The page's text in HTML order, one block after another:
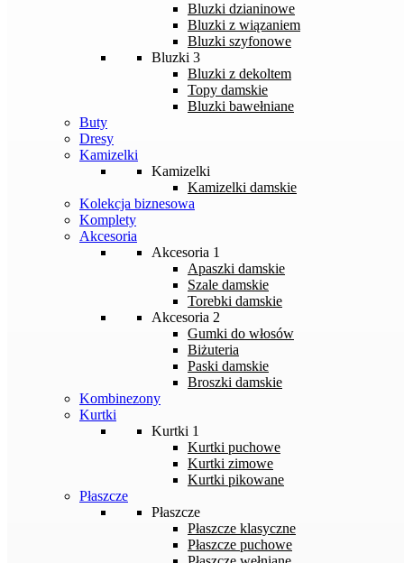
Bluzki dzianinowe
Bluzki z wiązaniem
Bluzki szyfonowe
Bluzki 3
Bluzki z dekoltem
Topy damskie
Bluzki bawełniane
Buty
Dresy
Kamizelki
Kamizelki
Kamizelki damskie
Kolekcja biznesowa
Komplety
Akcesoria
Akcesoria 1
Apaszki damskie
Szale damskie
Torebki damskie
Akcesoria 2
Gumki do włosów
Biżuteria
Paski damskie
Broszki damskie
Kombinezony
Kurtki
Kurtki 1
Kurtki puchowe
Kurtki zimowe
Kurtki pikowane
Płaszcze
Płaszcze
Płaszcze klasyczne
Płaszcze puchowe